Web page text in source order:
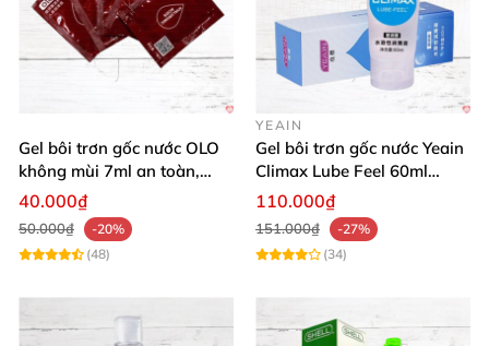
Gel bôi trơn gốc nước OLO
không mùi 7ml an toàn,
chất lượng
40.000₫
50.000₫
-20%
(48)
YEAIN
Gel bôi trơn gốc nước Yeain
Climax Lube Feel 60ml
Thăng hoa tối ưu
110.000₫
151.000₫
-27%
(34)